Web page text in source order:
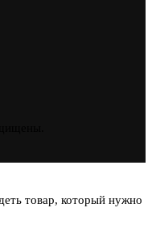
товар, который нужно